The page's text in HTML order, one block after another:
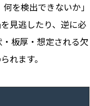
を検出できないか」
見逃したり、逆に必
板厚・想定される欠
れます。